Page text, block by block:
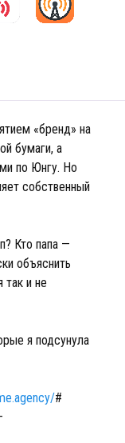
«бренд» на
бумаги, а
по Юнгу. Но
собственный
Кто папа —
объяснить
так и не
я подсунула
#